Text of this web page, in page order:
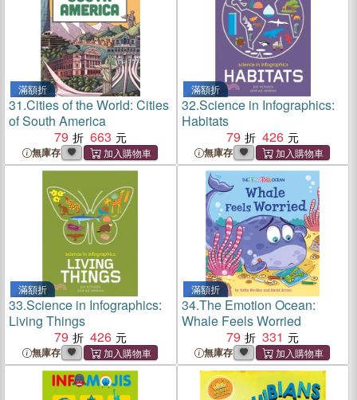
滿額折
31.Cities of the World: Cities
of South America
79
663
無庫存
滿額折
32.Science in Infographics:
Habitats
79
426
無庫存
滿額折
33.Science in Infographics:
Living Things
79
426
無庫存
滿額折
34.The Emotion Ocean:
Whale Feels Worried
79
331
無庫存